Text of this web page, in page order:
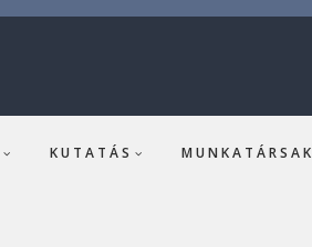
KUTATÁS MUNKATÁRSAK